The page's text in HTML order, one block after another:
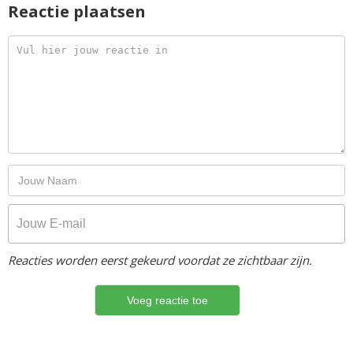
Reactie plaatsen
Reacties worden eerst gekeurd voordat ze zichtbaar zijn.